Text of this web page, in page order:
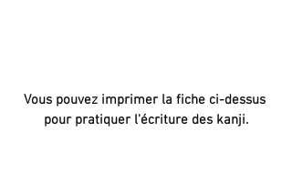
Vous pouvez imprimer la fiche ci-dessus
pour pratiquer l'écriture des kanji.